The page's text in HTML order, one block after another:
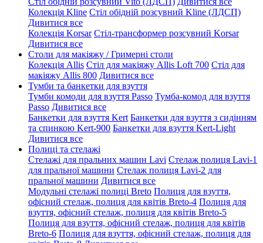
Колекція Kline Стіл обідній розсувний Kline (ЛДСП)
Дивитися все
Колекція Korsar Стіл-трансформер розсувний Korsar
Дивитися все
Столи для макіяжу / Гримерні столи
Колекція Allis Стіл для макіяжу Allis Loft 700 Стіл для
макіяжу Allis 800 Дивитися все
Тумби та банкетки для взуття
Тумби комоди для взуття Passo Тумба-комод для взуття
Passo Дивитися все
Банкетки для взуття Kert Банкетки для взуття з сидінням
та спинкою Kert-900 Банкетки для взуття Kert-Light
Дивитися все
Полиці та стелажі
Стелажі для пральних машин Lavi Стелаж полиця Lavi-1
для пральної машини Стелаж полиця Lavi-2 для
пральної машини Дивитися все
Модульні стелажі полиці Breto Полиця для взуття,
офісний стелаж, полиця для квітів Breto-4 Полиця для
взуття, офісний стелаж, полиця для квітів Breto-5
Полиця для взуття, офісний стелаж, полиця для квітів
Breto-6 Полиця для взуття, офісний стелаж, полиця для